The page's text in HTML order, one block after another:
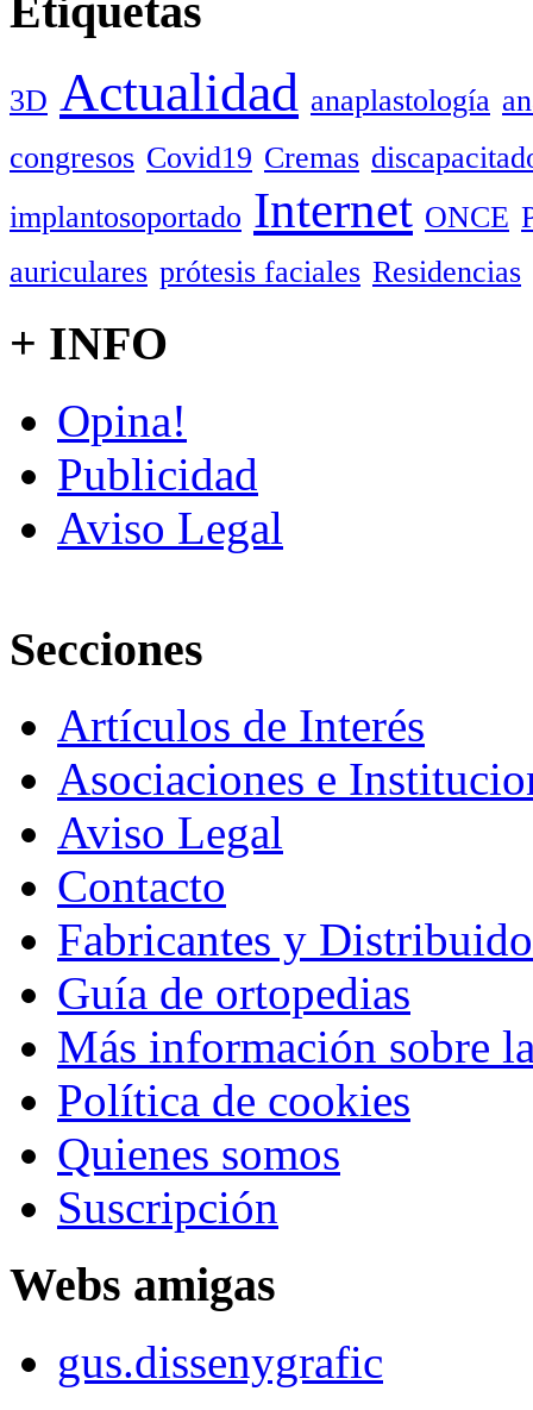
Etiquetas
3D Actualidad anaplastología
congresos Covid19 Cremas
implantosoportado Internet ONCE
auriculares prótesis faciales Residencias
+ INFO
Opina!
Publicidad
Aviso Legal
Secciones
Artículos de Interés
Asociaciones e
Aviso Legal
Contacto
Fabricantes y
Guía de ortopedias
Más información sobre
Política de cookies
Quienes somos
Suscripción
Webs amigas
gus.dissenygrafic